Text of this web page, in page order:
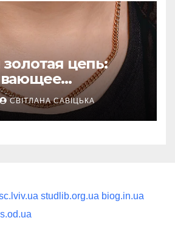
цепь:
по выбору
украшения
СВІТЛАНА САВІЦЬКА
studlib.org.ua biog.in.ua